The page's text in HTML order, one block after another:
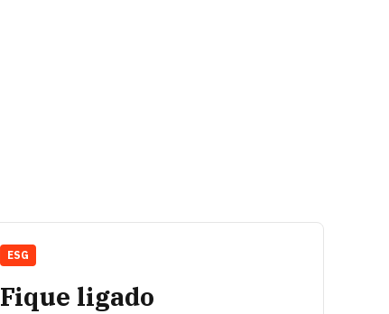
Fique ligado
ESG